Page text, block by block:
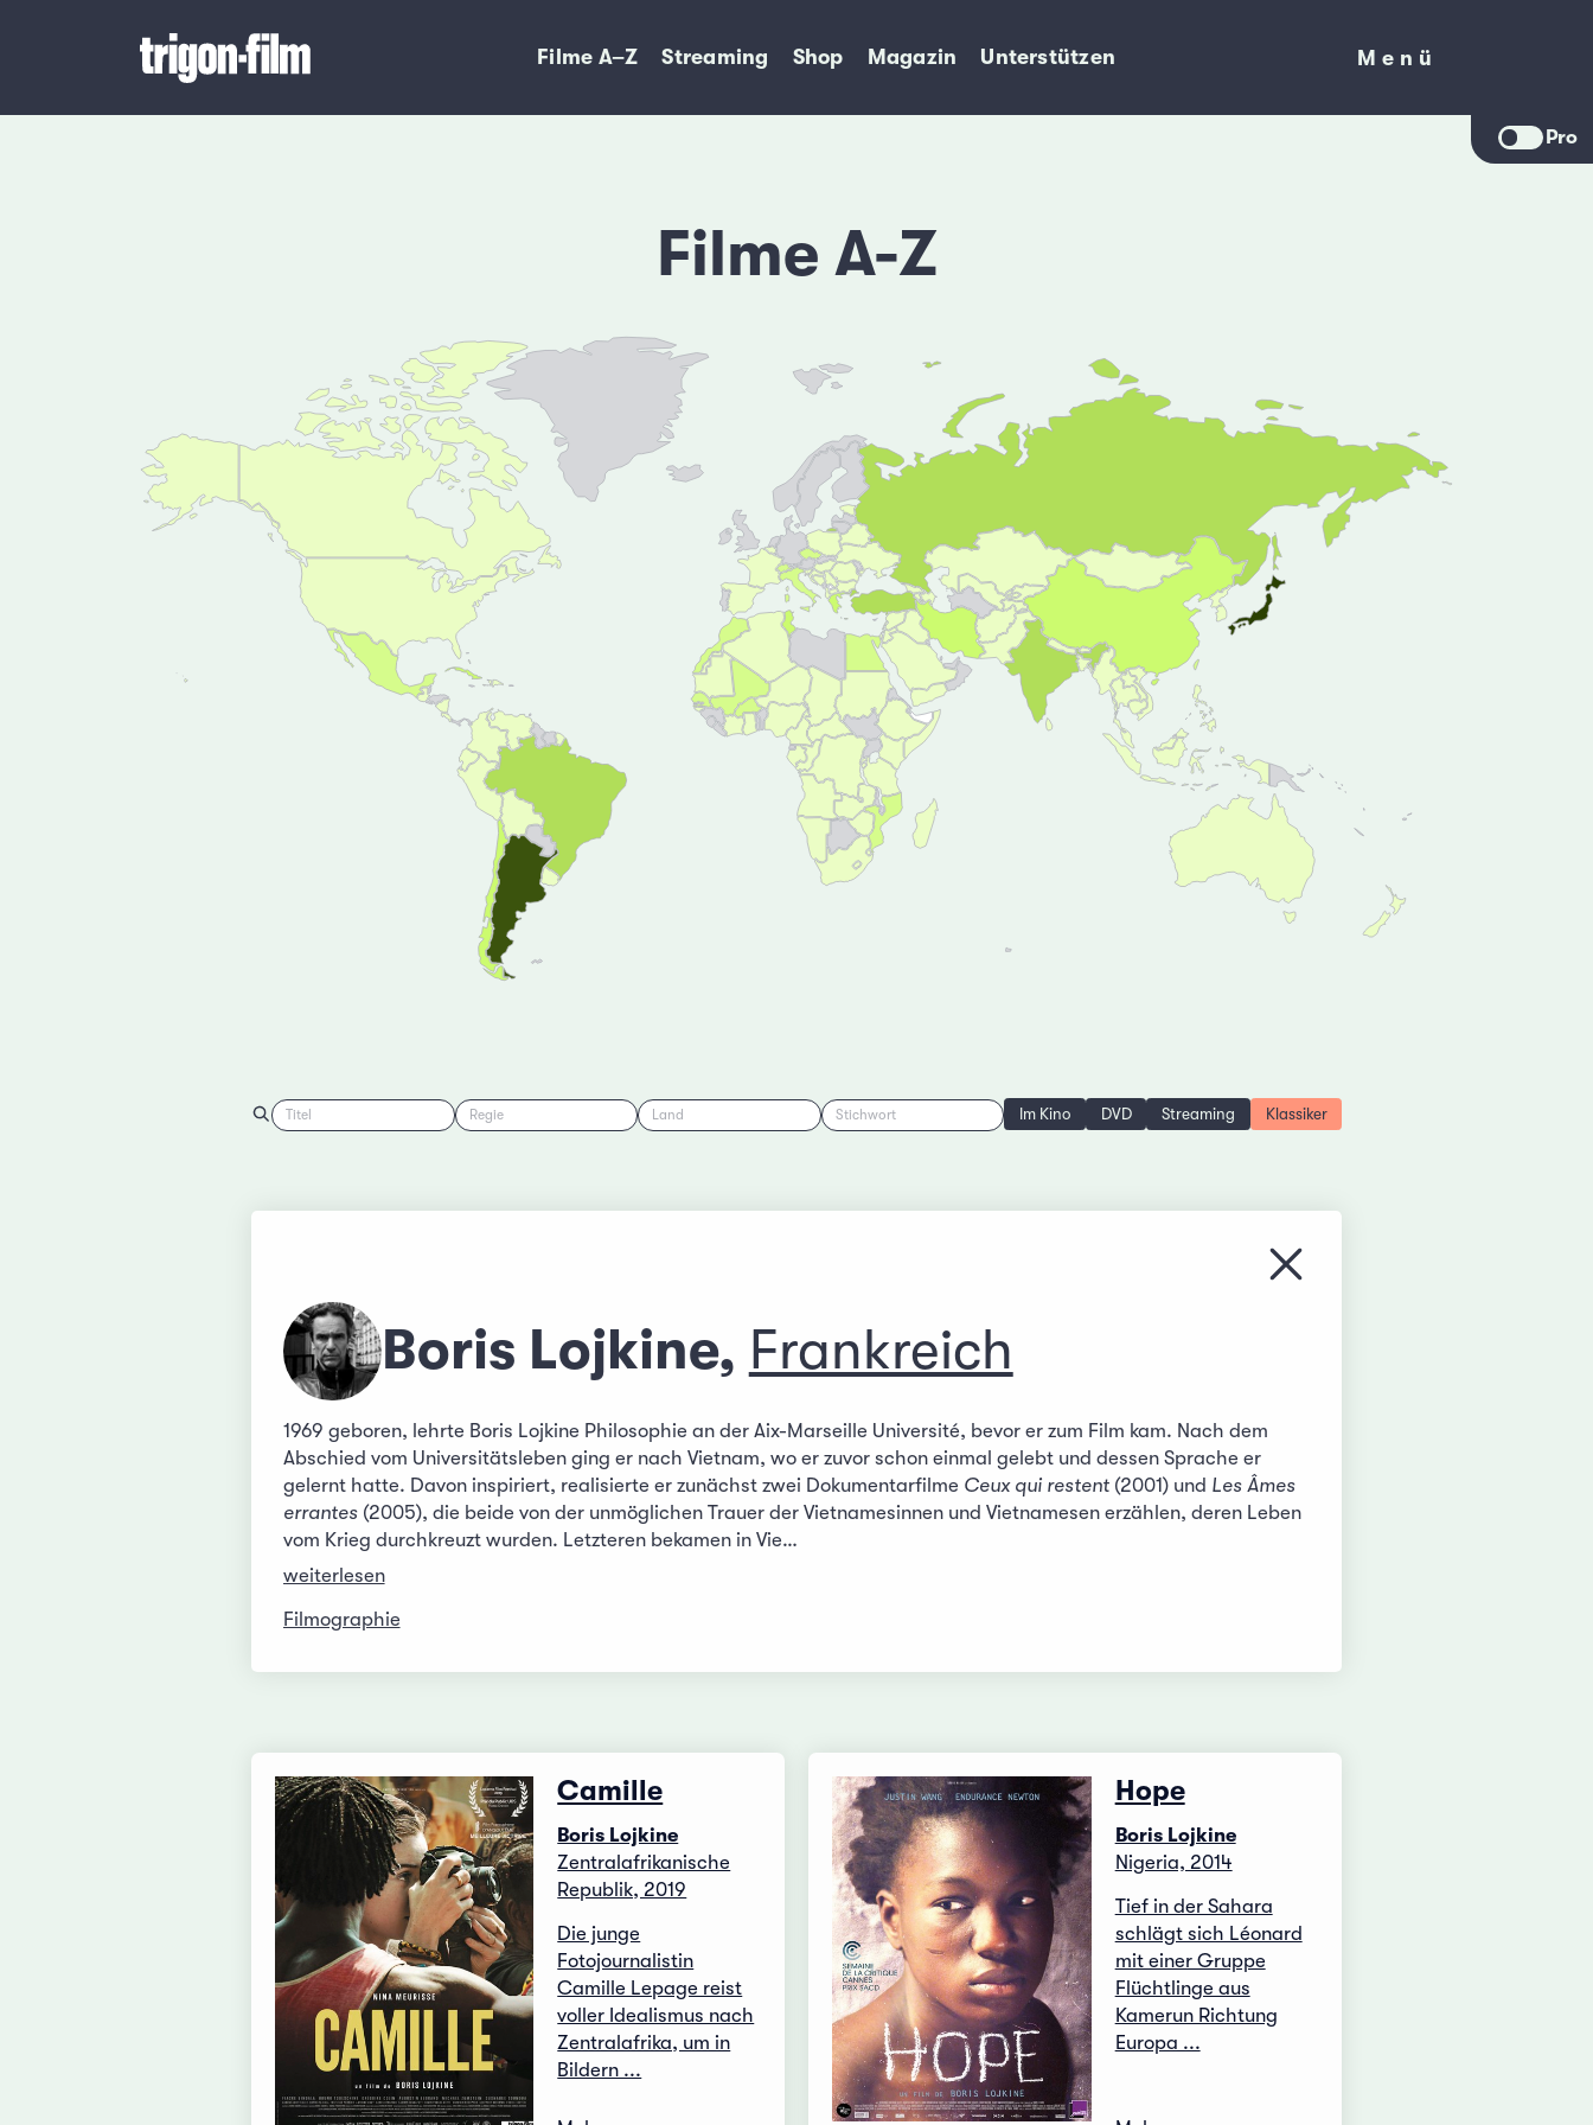
Filme A–Z Streaming Shop Magazin Unterstützen
Menü
Menü
Pro
Filme A-Z
Titel Regie Land Stichwort Im Kino DVD Streaming Klassiker
Menü schliessen
Boris Lojkine, Frankreich
1969 geboren, lehrte Boris Lojkine Philosophie an der Aix-Marseille Université, bevor er zum Film kam. Nach dem
Abschied vom Universitätsleben ging er nach Vietnam, wo er zuvor schon einmal gelebt und dessen Sprache er
gelernt hatte. Davon inspiriert, realisierte er zunächst zwei Dokumentarfilme Ceux qui restent(2001) und Les Âmes
errantes(2005), die beide von der unmöglichen Trauer der Vietnamesinnen und Vietnamesen erzählen, deren Leben
vom Krieg durchkreuzt wurden. Letzteren bekamen in Vie…
weiterlesen
Filmographie
Camille
Boris Lojkine
Zentralafrikanische
Republik, 2019
Die junge
Fotojournalistin
Camille Lepage reist
voller Idealismus nach
Zentralafrika, um in
Bildern ...
Hope
Boris Lojkine
Nigeria, 2014
Tief in der Sahara
schlägt sich Léonard
mit einer Gruppe
Flüchtlinge aus
Kamerun Richtung
Europa ...